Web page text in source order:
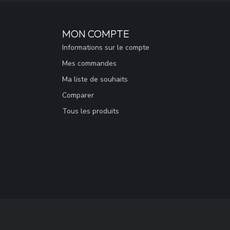
MON COMPTE
Informations sur le compte
Mes commandes
Ma liste de souhaits
Comparer
Tous les produits